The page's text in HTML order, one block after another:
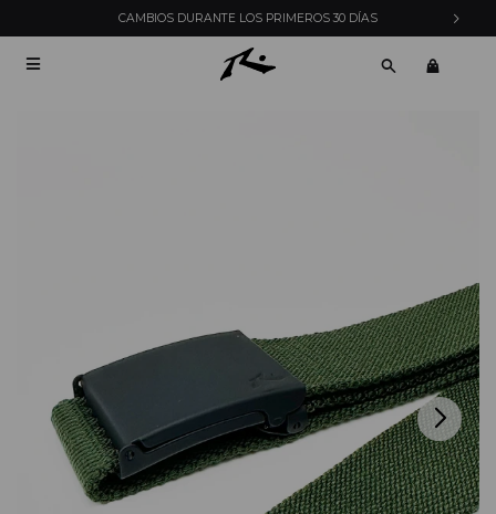
CAMBIOS DURANTE LOS PRIMEROS 30 DÍAS
